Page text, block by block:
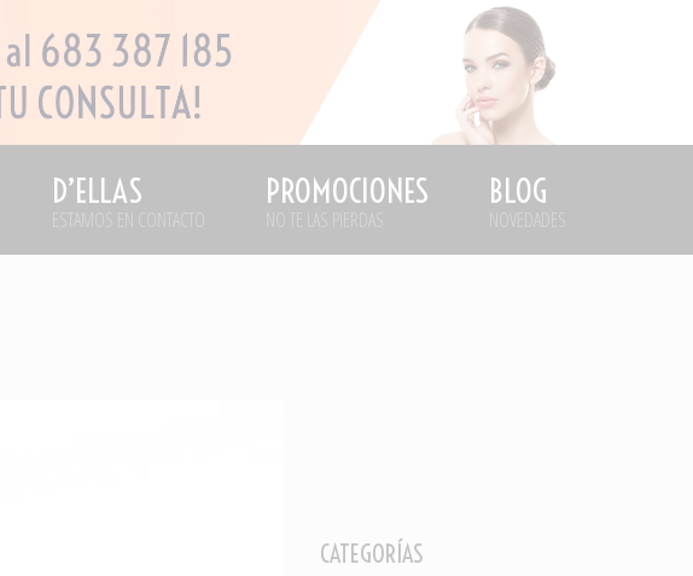
D’ELLAS
ESTAMOS EN CONTACTO
PROMOCIONES
NO TE LAS PIERDAS
BLOG
NOVEDADES
CATEGORÍAS